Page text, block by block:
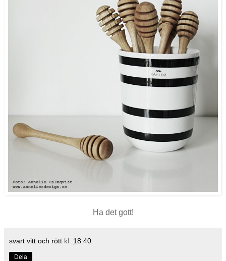
Ha det gott!
svart vitt och rött kl. 18:40
Dela